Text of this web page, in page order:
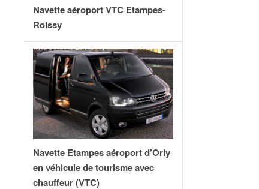
Navette aéroport VTC Etampes-
Roissy
Navette Etampes aéroport d’Orly
en véhicule de tourisme avec
chauffeur (VTC)